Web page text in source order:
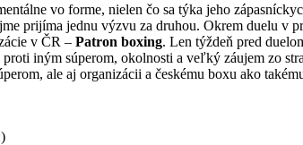
vo forme, nielen čo sa týka jeho
prijíma jednu výzvu za druhou. Okrem duelu v
v ČR – Patron boxing. Len týždeň pred
iným súperom, okolnosti a veľký záujem zo
ale aj organizácii a českému boxu ako